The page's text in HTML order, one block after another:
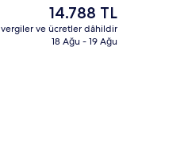
3 bar/dinlenme salonu, havuz barı,
Şu
anki
fiyat
14.788 TL
vergiler ve ücretler dâhildir
18 Ağu - 19 Ağu